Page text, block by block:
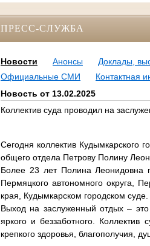
ПРЕСС-СЛУЖБА
Новости Анонсы Доклады,
Официальные СМИ
Контактная
Новость от 13.02.2025
Коллектив суда проводил на
Сегодня коллектив Кудымкарского
общего отдела Петрову Полину
Более 23 лет Полина Леонидовна
Пермяцкого автономного округа,
края, Кудымкарском городском суде.
Выход на заслуженный отдых –
яркого и беззаботного.
крепкого здоровья, благополучия,